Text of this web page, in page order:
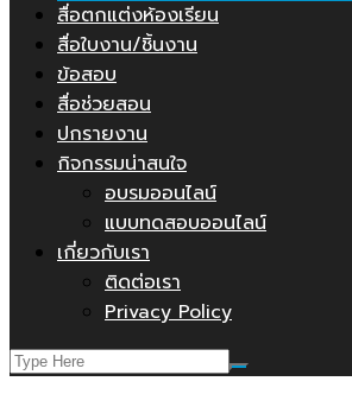
สื่อตกแต่งห้องเรียน
สื่อใบงาน/ชิ้นงาน
ข้อสอบ
สื่อช่วยสอน
ปกรายงาน
กิจกรรมน่าสนใจ
อบรมออนไลน์
แบบทดสอบออนไลน์
เกี่ยวกับเรา
ติดต่อเรา
Privacy Policy